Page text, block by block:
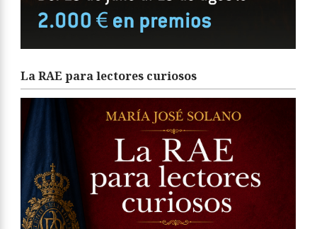
La RAE para lectores curiosos